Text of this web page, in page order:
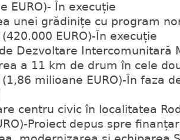
EURO)- În execuție
unei grădinițe cu program
EURO)-În execuție
Dezvoltare Intercomunitară
a 11 km de drum în cele
milioane EURO)-În faza
centru civic în localitatea
Proiect depus spre